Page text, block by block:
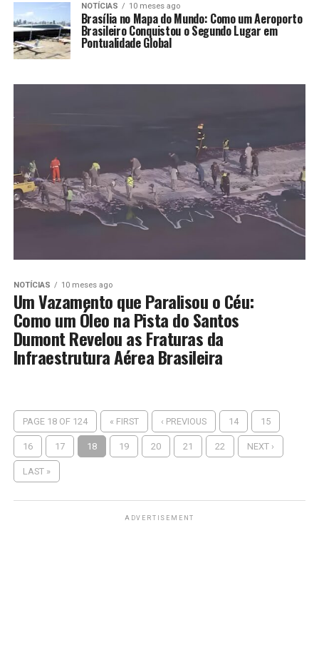
NOTÍCIAS 10 meses ago
Brasília no Mapa do Mundo: Como um Aeroporto
Brasileiro Conquistou o Segundo Lugar em
Pontualidade Global
NOTÍCIAS 10 meses ago
Um Vazamento que Paralisou o Céu:
Como um Óleo na Pista do Santos
Dumont Revelou as Fraturas da
Infraestrutura Aérea Brasileira
PAGE 18 OF 124 « FIRST ‹ PREVIOUS 14 15
16 17 18 19 20 21 22 NEXT ›
LAST »
ADVERTISEMENT